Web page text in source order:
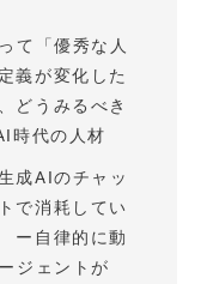
て「優秀な人
義が変化した
どうみるべき
代の人材
成AIのチャッ
で消耗してい
ー自律的に動
ジェントが